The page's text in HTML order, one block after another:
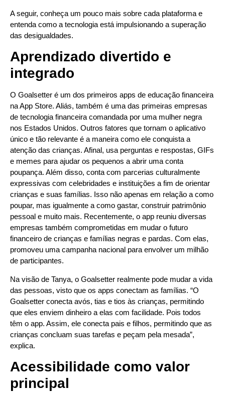
A seguir, conheça um pouco mais sobre cada plataforma e
entenda como a tecnologia está impulsionando a superação
das desigualdades.
Aprendizado divertido e
integrado
O Goalsetter é um dos primeiros apps de educação financeira
na App Store. Aliás, também é uma das primeiras empresas
de tecnologia financeira comandada por uma mulher negra
nos Estados Unidos. Outros fatores que tornam o aplicativo
único e tão relevante é a maneira como ele conquista a
atenção das crianças. Afinal, usa perguntas e respostas, GIFs
e memes para ajudar os pequenos a abrir uma conta
poupança. Além disso, conta com parcerias culturalmente
expressivas com celebridades e instituições a fim de orientar
crianças e suas famílias. Isso não apenas em relação a como
poupar, mas igualmente a como gastar, construir patrimônio
pessoal e muito mais. Recentemente, o app reuniu diversas
empresas também comprometidas em mudar o futuro
financeiro de crianças e famílias negras e pardas. Com elas,
promoveu uma campanha nacional para envolver um milhão
de participantes.
Na visão de Tanya, o Goalsetter realmente pode mudar a vida
das pessoas, visto que os apps conectam as famílias. “O
Goalsetter conecta avós, tias e tios às crianças, permitindo
que eles enviem dinheiro a elas com facilidade. Pois todos
têm o app. Assim, ele conecta pais e filhos, permitindo que as
crianças concluam suas tarefas e peçam pela mesada”,
explica.
Acessibilidade como valor
principal